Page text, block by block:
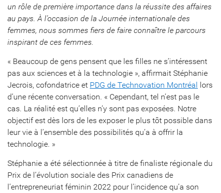
un rôle de première importance dans la réussite des affaires
au pays. À l’occasion de la Journée internationale des
femmes, nous sommes fiers de faire connaître le parcours
inspirant de ces femmes.
« Beaucoup de gens pensent que les filles ne s’intéressent
pas aux sciences et à la technologie », affirmait Stéphanie
Jecrois, cofondatrice et PDG de Technovation Montréal lors
d’une récente conversation. « Cependant, tel n’est pas le
cas. La réalité est qu’elles n’y sont pas exposées. Notre
objectif est dès lors de les exposer le plus tôt possible dans
leur vie à l’ensemble des possibilités qu’a à offrir la
technologie. »
Stéphanie a été sélectionnée à titre de finaliste régionale du
Prix de l’évolution sociale des Prix canadiens de
l’entrepreneuriat féminin 2022 pour l’incidence qu’a son